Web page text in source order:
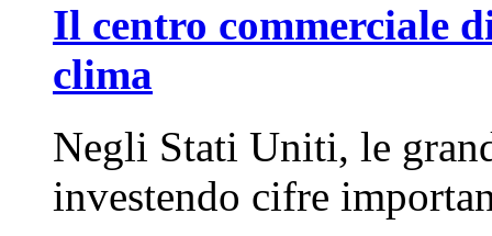
Il centro commerciale
clima
Negli Stati Uniti, le
investendo cifre